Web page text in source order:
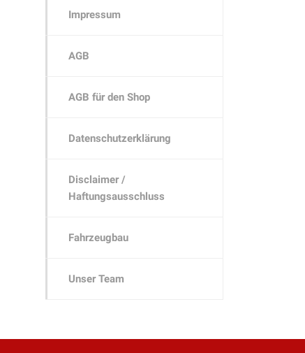
Impressum
AGB
AGB für den Shop
Datenschutzerklärung
Disclaimer /
Haftungsausschluss
Fahrzeugbau
Unser Team